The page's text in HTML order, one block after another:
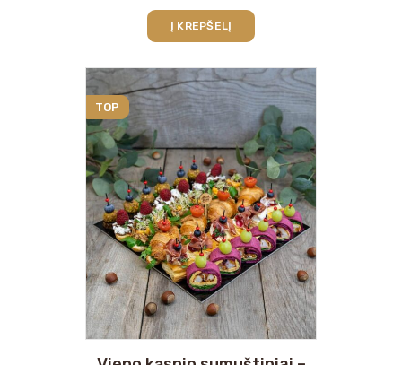
Į KREPŠELĮ
TOP